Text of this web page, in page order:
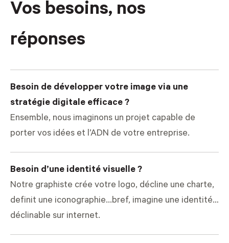
Vos besoins, nos
réponses
Besoin de développer votre image via une
stratégie digitale efficace ?
Ensemble, nous imaginons un projet capable de
porter vos idées et l’ADN de votre entreprise.
Besoin d’une identité visuelle ?
Notre graphiste crée votre logo, décline une charte,
definit une iconographie...bref, imagine une identité…
déclinable sur internet.